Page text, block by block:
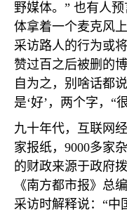
野媒体。” 也有人
体拿着一个麦克风
采访路人的行为或
赞过百之后被删的
自为之，别啥话都
是‘好’，两个字，“
九十年代，互联网
家报纸， 9000多家
的财政来源于政府
《南方都市报》总
采访时解释说：“中